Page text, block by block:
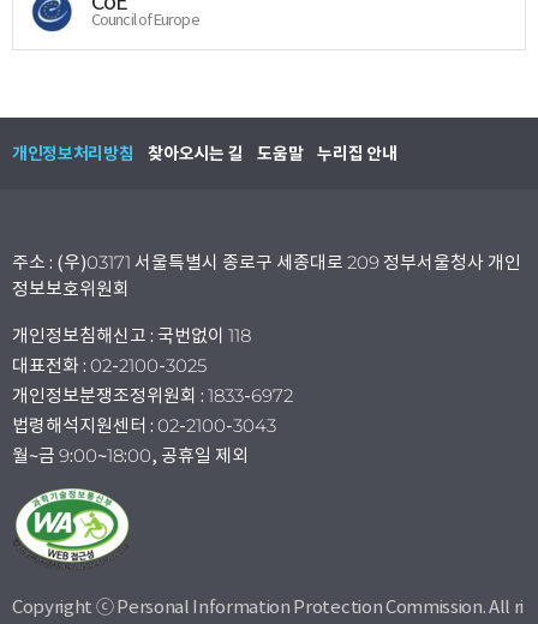
Council of Europe
개인정보처리방침 찾아오시는 길 도움말 누리집 안내
주소 : (우)03171 서울특별시 종로구 세종대로 209 정부서울청사 개인
정보보호위원회
개인정보침해신고 : 국번없이 118
대표전화 : 02-2100-3025
개인정보분쟁조정위원회 : 1833-6972
법령해석지원센터 : 02-2100-3043
월~금 9:00~18:00, 공휴일 제외
Copyright ⓒ Personal Information Protection Commission. All ri